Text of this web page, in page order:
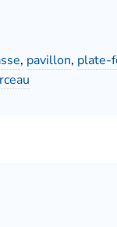
, pavillon, plate-